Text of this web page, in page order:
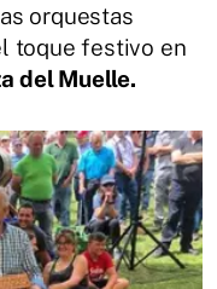
orquestas
toque festivo en
del Muelle.